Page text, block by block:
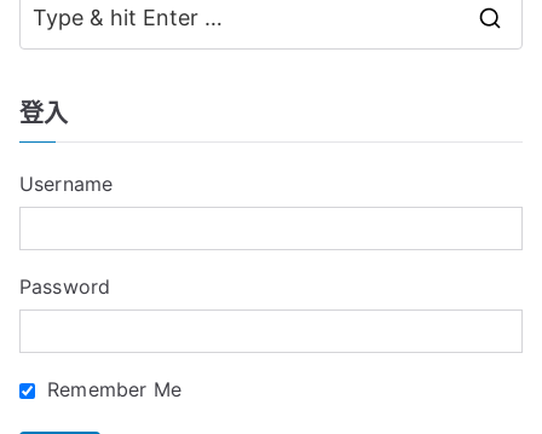
h
r
登入
Username
Password
Remember Me